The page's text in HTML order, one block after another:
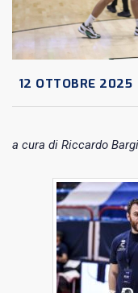
12 OTTOBRE 2025
a cura di Riccardo